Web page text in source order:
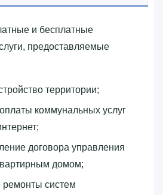
и бесплатные
предоставляемые
территории;
коммунальных услуг
договора управления
домом;
ремонты систем